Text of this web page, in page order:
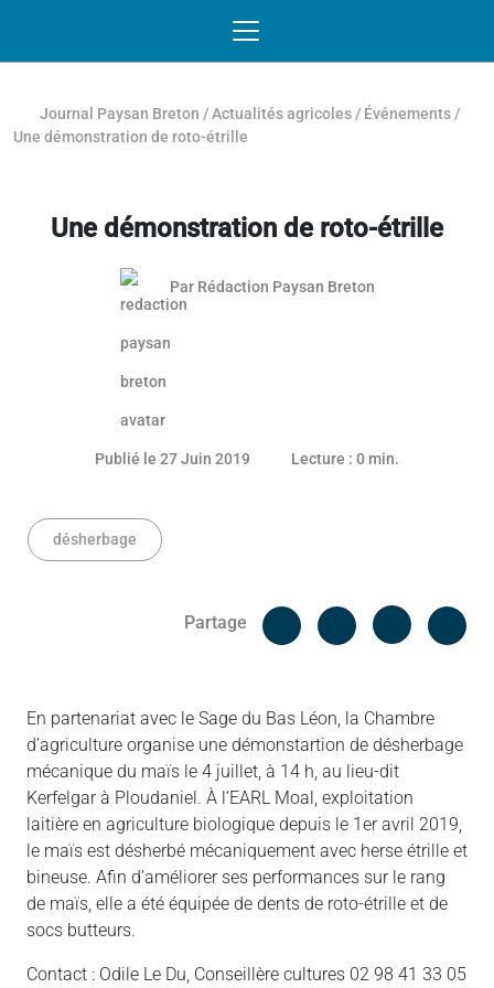
Journal Paysan Breton /Actualités agricoles / Événements /
Une démonstration de roto-étrille
Une démonstration de roto-étrille
Par Rédaction Paysan Breton
Publié le 27 Juin 2019 Lecture : 0 min.
désherbage
Partage
Facebook
En partenariat avec le Sage du Bas Léon, la Chambre
d’agriculture organise une démonstartion de désherbage
mécanique du maïs le 4 juillet, à 14 h, au lieu-dit
Kerfelgar à Ploudaniel. À l’EARL Moal, exploitation
laitière en agriculture biologique depuis le 1er avril 2019,
le maïs est désherbé mécaniquement avec herse étrille et
bineuse. Afin d’améliorer ses performances sur le rang
de maïs, elle a été équipée de dents de roto-étrille et de
socs butteurs.
Contact : Odile Le Du, Conseillère cultures 02 98 41 33 05